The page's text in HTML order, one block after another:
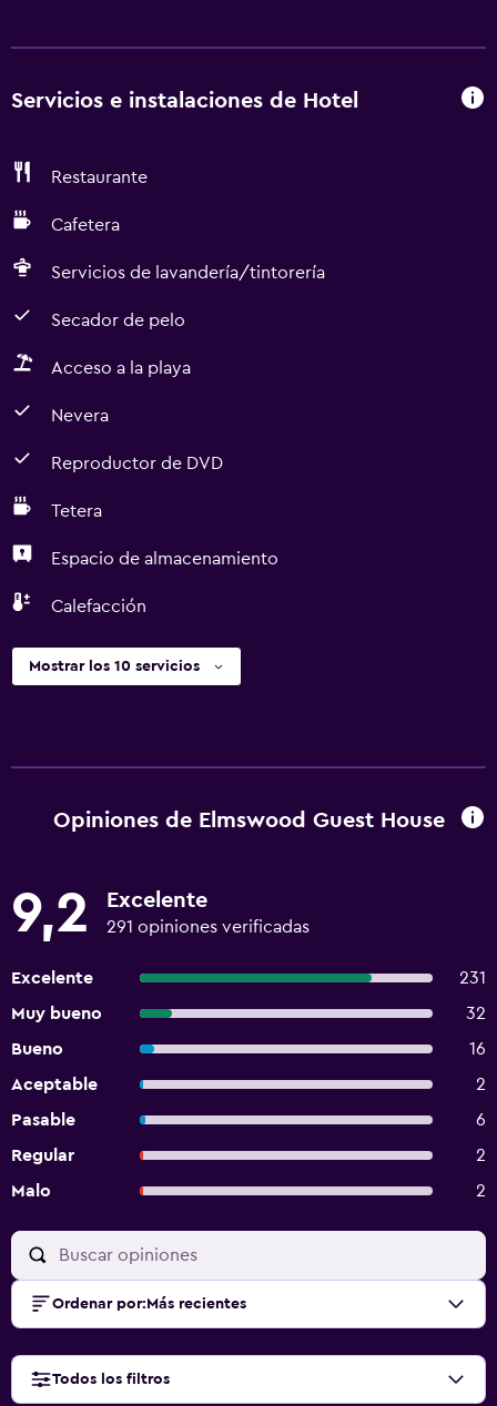
Servicios e instalaciones de Hotel
Restaurante
Cafetera
Servicios de lavandería/tintorería
Secador de pelo
Acceso a la playa
Nevera
Reproductor de DVD
Tetera
Espacio de almacenamiento
Calefacción
Mostrar los 10 servicios
Opiniones de Elmswood Guest House
9,2 Excelente
291 opiniones verificadas
Excelente
231
Muy bueno
32
Bueno
16
Aceptable
2
Pasable
6
Regular
2
Malo
2
Ordenar por: Más recientes
Todos los filtros